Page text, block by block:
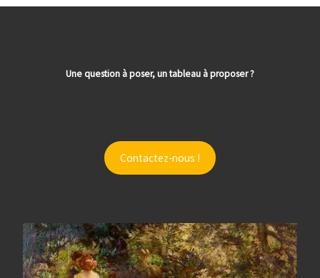
Une question à poser, un tableau à proposer ?
Contactez-nous !